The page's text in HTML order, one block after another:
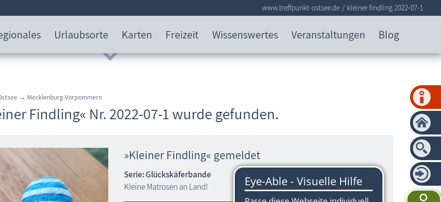
Urlaubsorte Karten Freizeit Wissenswertes Veranstaltungen Blog
www.treffpunkt-ostsee.de kleiner findling 2022-07-1
→ Mecklenburg-Vorpommern
Findling« Nr. 2022-07-1 wurde gefunden.
»Kleiner Findling« gemeldet
Serie: Glückskäferbande
Kleine Matrosen an Land!